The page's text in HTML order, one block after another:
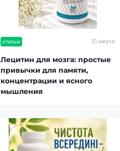
статьи 31 июля
Лецитин для мозга: простые
привычки для памяти,
концентрации и ясного
мышления